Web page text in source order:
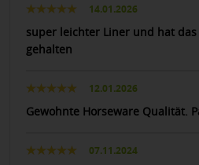
14.01.2026
super leichter Liner und hat
gehalten
12.01.2026
Gewohnte Horseware Qualität.
07.11.2024